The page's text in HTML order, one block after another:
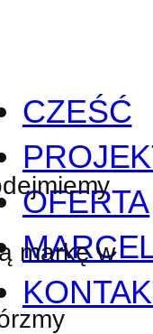
CZEŚĆ
OFERTA
markę w